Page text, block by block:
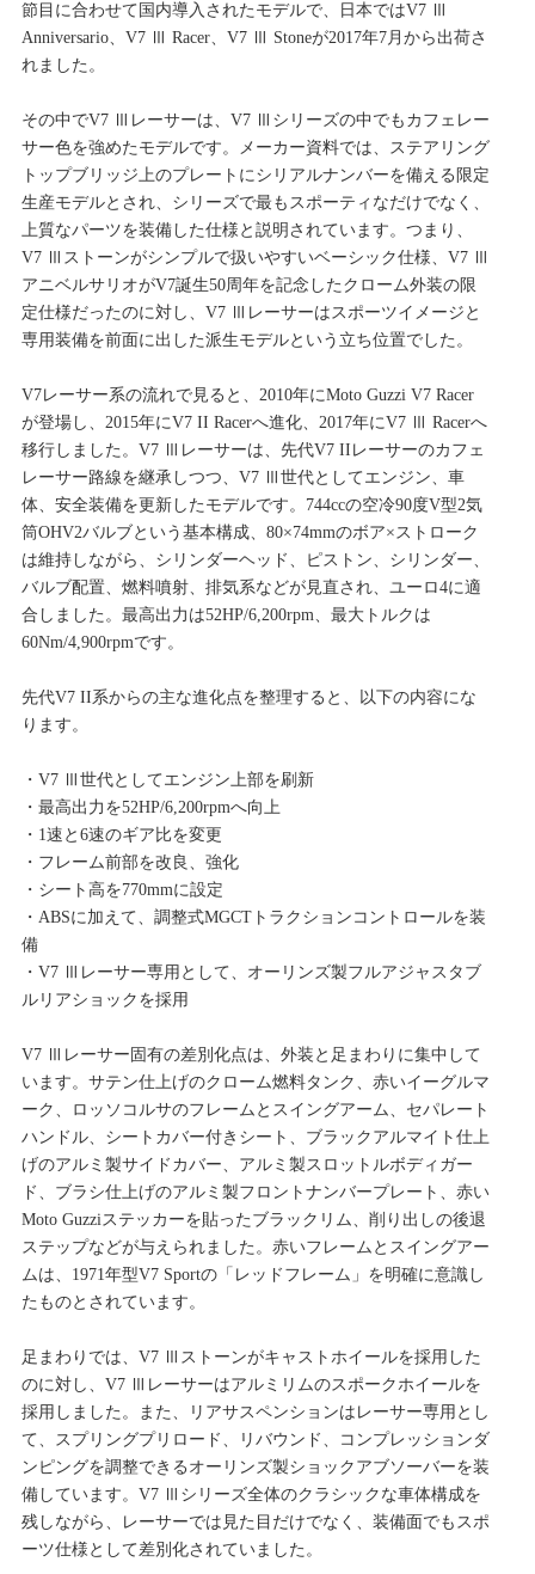
節目に合わせて国内導入されたモデルで、日本ではV7 Ⅲ
Anniversario、V7 Ⅲ Racer、V7 Ⅲ Stoneが2017年7月から出荷さ
れました。
その中でV7 Ⅲレーサーは、V7 Ⅲシリーズの中でもカフェレー
サー色を強めたモデルです。メーカー資料では、ステアリング
トップブリッジ上のプレートにシリアルナンバーを備える限定
生産モデルとされ、シリーズで最もスポーティなだけでなく、
上質なパーツを装備した仕様と説明されています。つまり、
V7 Ⅲストーンがシンプルで扱いやすいベーシック仕様、V7 Ⅲ
アニベルサリオがV7誕生50周年を記念したクローム外装の限
定仕様だったのに対し、V7 Ⅲレーサーはスポーツイメージと
専用装備を前面に出した派生モデルという立ち位置でした。
V7レーサー系の流れで見ると、2010年にMoto Guzzi V7 Racer
が登場し、2015年にV7 II Racerへ進化、2017年にV7 Ⅲ Racerへ
移行しました。V7 Ⅲレーサーは、先代V7 IIレーサーのカフェ
レーサー路線を継承しつつ、V7 Ⅲ世代としてエンジン、車
体、安全装備を更新したモデルです。744ccの空冷90度V型2気
筒OHV2バルブという基本構成、80×74mmのボア×ストローク
は維持しながら、シリンダーヘッド、ピストン、シリンダー、
バルブ配置、燃料噴射、排気系などが見直され、ユーロ4に適
合しました。最高出力は52HP/6,200rpm、最大トルクは
60Nm/4,900rpmです。
先代V7 II系からの主な進化点を整理すると、以下の内容にな
ります。
・V7 Ⅲ世代としてエンジン上部を刷新
・最高出力を52HP/6,200rpmへ向上
・1速と6速のギア比を変更
・フレーム前部を改良、強化
・シート高を770mmに設定
・ABSに加えて、調整式MGCTトラクションコントロールを装
備
・V7 Ⅲレーサー専用として、オーリンズ製フルアジャスタブ
ルリアショックを採用
V7 Ⅲレーサー固有の差別化点は、外装と足まわりに集中して
います。サテン仕上げのクローム燃料タンク、赤いイーグルマ
ーク、ロッソコルサのフレームとスイングアーム、セパレート
ハンドル、シートカバー付きシート、ブラックアルマイト仕上
げのアルミ製サイドカバー、アルミ製スロットルボディガー
ド、ブラシ仕上げのアルミ製フロントナンバープレート、赤い
Moto Guzziステッカーを貼ったブラックリム、削り出しの後退
ステップなどが与えられました。赤いフレームとスイングアー
ムは、1971年型V7 Sportの「レッドフレーム」を明確に意識し
たものとされています。
足まわりでは、V7 Ⅲストーンがキャストホイールを採用した
のに対し、V7 Ⅲレーサーはアルミリムのスポークホイールを
採用しました。また、リアサスペンションはレーサー専用とし
て、スプリングプリロード、リバウンド、コンプレッションダ
ンピングを調整できるオーリンズ製ショックアブソーバーを装
備しています。V7 Ⅲシリーズ全体のクラシックな車体構成を
残しながら、レーサーでは見た目だけでなく、装備面でもスポ
ーツ仕様として差別化されていました。